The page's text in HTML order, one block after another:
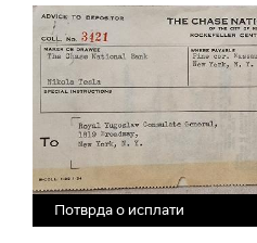
Потврда о исплати